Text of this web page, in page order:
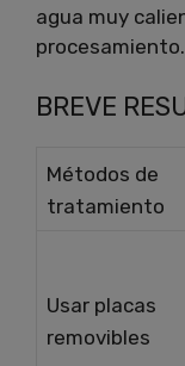
agua muy
procesamiento.
BREVE
Métodos de
tratamiento
Usar placas
removibles